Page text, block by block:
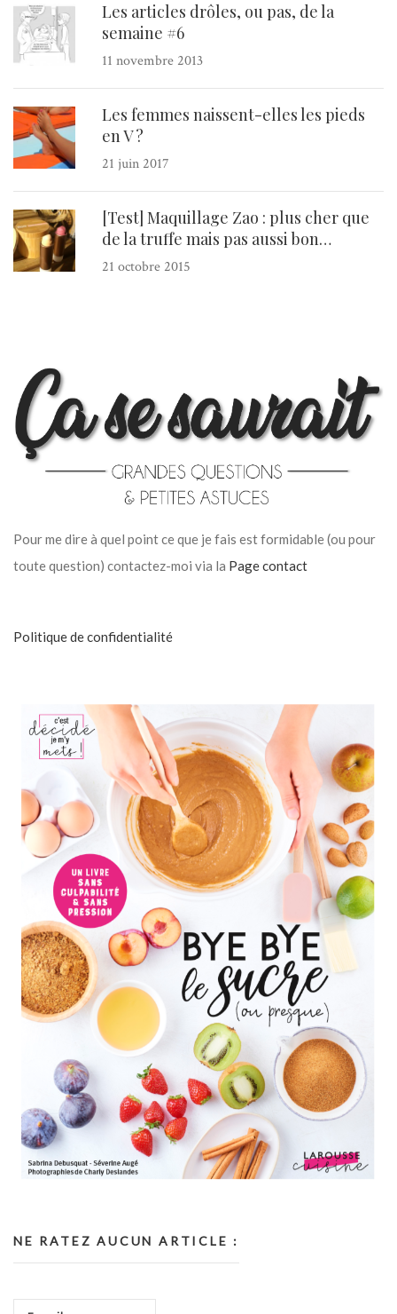
Les articles drôles, ou pas, de la
semaine #6
11 novembre 2013
Les femmes naissent-elles les pieds
en V ?
21 juin 2017
[Test] Maquillage Zao : plus cher que
de la truffe mais pas aussi bon…
21 octobre 2015
Pour me dire à quel point ce que je fais est formidable (ou pour
toute question) contactez-moi via la Page contact
Politique de confidentialité
NE RATEZ AUCUN ARTICLE :